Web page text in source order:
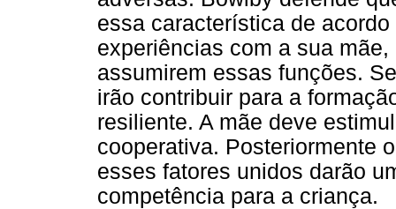
essa característica de
experiências com a sua
assumirem essas funções.
irão contribuir para a
resiliente. A mãe deve
cooperativa. Posteriormente
esses fatores unidos darão
competência para a criança.